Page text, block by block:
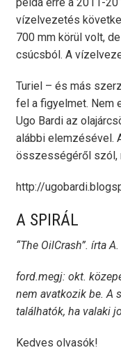
vízelvezetés
700 mm körül volt,
csúcsból. A
Turiel – és más
fel a figyelmet. Nem
Ugo Bardi az
alábbi elemzésével.
összességéről szól,
http://
A SPIRÁL
“The OilCrash”. írta
ford.megj: okt.
nem avatkozik be. A
találhatók, ha valaki
Kedves olvasók!